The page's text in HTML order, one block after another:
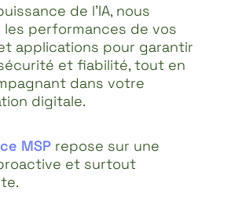
de l’IA, nous
les performances de vos
applications pour garantir
et fiabilité, tout en
dans votre
digitale.
MSP repose sur une
et surtout